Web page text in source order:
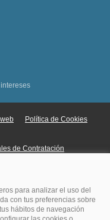
Política de Cookies
de Contratación
Veturis Travel S.A.